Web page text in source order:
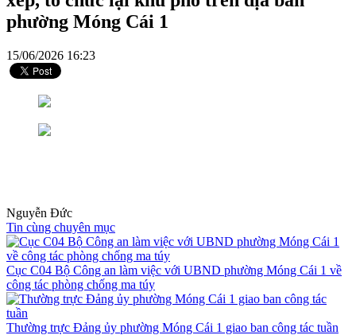
phường Móng Cái 1
15/06/2026 16:23
Nguyễn Đức
Tin cùng chuyên mục
Cục C04 Bộ Công an làm việc với UBND phường Móng Cái 1 về
công tác phòng chống ma túy
Thường trực Đảng ủy phường Móng Cái 1 giao ban công tác tuần